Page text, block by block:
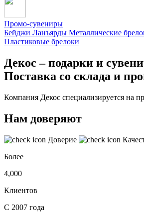
Промо-сувениры
Бейджи Ланъярды Металлические
Пластиковые брелоки
Декос – подарки и
Поставка со склада и
Компания Декос специализируется на
Нам доверяют
Доверие
Более
4,000
Клиентов
С 2007 года